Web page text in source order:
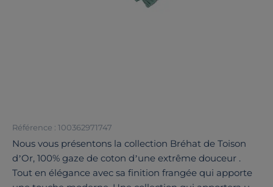
Référence : 100362971747
Nous vous présentons la collection Bréhat de Toison
d’Or, 100% gaze de coton d’une extrême douceur .
Tout en élégance avec sa finition frangée qui apporte